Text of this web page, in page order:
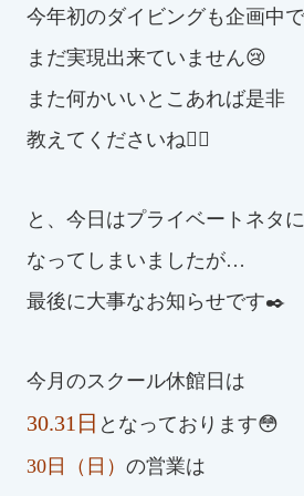
今年初のダイビングも企画中
まだ実現出来ていません😢
また何かいいとこあれば是非
教えてくださいね🙆‍♀️
と、今日はプライベートネタに
なってしまいましたが…
最後に大事なお知らせです✒️
今月のスクール休館日は
30.31日 となっております😳
30日（日） の営業は